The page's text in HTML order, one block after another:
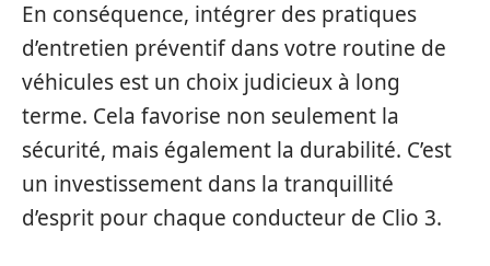
En conséquence, intégrer des pratiques
d’entretien préventif dans votre routine de
véhicules est un choix judicieux à long
terme. Cela favorise non seulement la
sécurité, mais également la durabilité. C’est
un investissement dans la tranquillité
d’esprit pour chaque conducteur de Clio 3.